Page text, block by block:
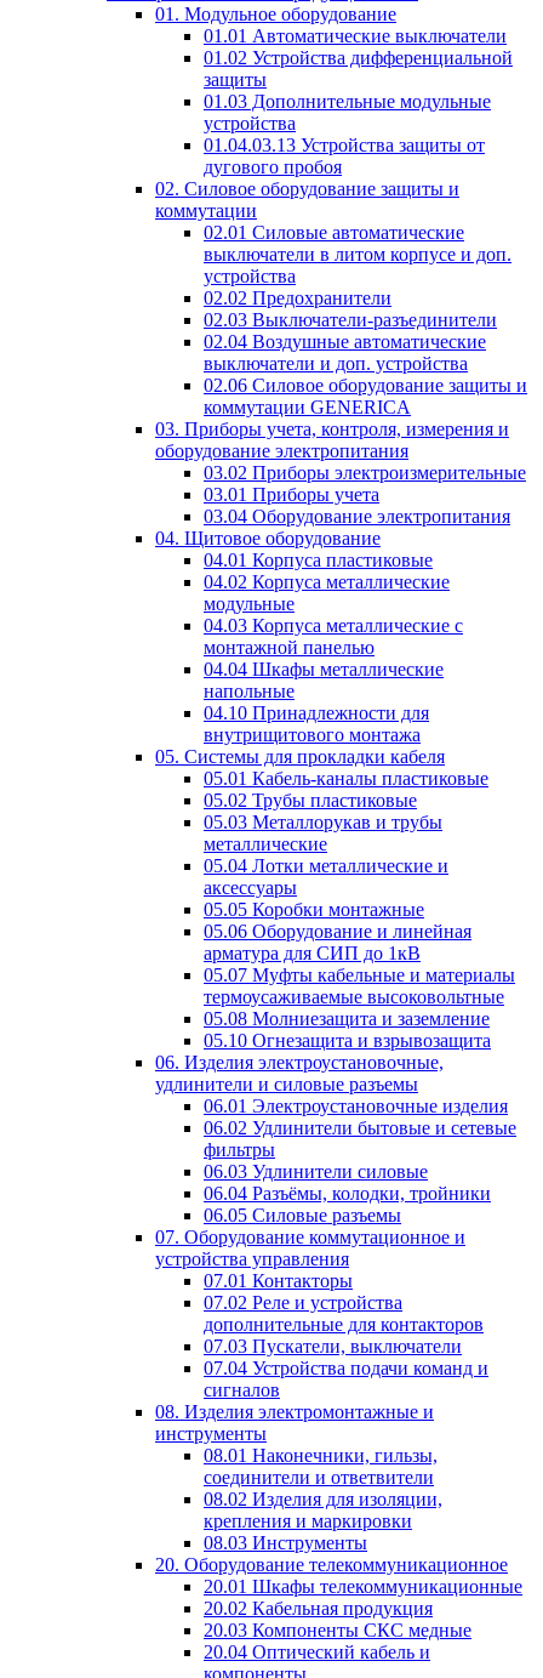
01. Модульное оборудование
01.01 Автоматические выключатели
01.02 Устройства дифференциальной
защиты
01.03 Дополнительные модульные
устройства
01.04.03.13 Устройства защиты от
дугового пробоя
02. Силовое оборудование защиты и
коммутации
02.01 Силовые автоматические
выключатели в литом корпусе и доп.
устройства
02.02 Предохранители
02.03 Выключатели-разъединители
02.04 Воздушные автоматические
выключатели и доп. устройства
02.06 Силовое оборудование защиты и
коммутации GENERICA
03. Приборы учета, контроля, измерения и
оборудование электропитания
03.02 Приборы электроизмерительные
03.01 Приборы учета
03.04 Оборудование электропитания
04. Щитовое оборудование
04.01 Корпуса пластиковые
04.02 Корпуса металлические
модульные
04.03 Корпуса металлические с
монтажной панелью
04.04 Шкафы металлические
напольные
04.10 Принадлежности для
внутрищитового монтажа
05. Системы для прокладки кабеля
05.01 Кабель-каналы пластиковые
05.02 Трубы пластиковые
05.03 Металлорукав и трубы
металлические
05.04 Лотки металлические и
аксессуары
05.05 Коробки монтажные
05.06 Оборудование и линейная
арматура для СИП до 1кВ
05.07 Муфты кабельные и материалы
термоусаживаемые высоковольтные
05.08 Молниезащита и заземление
05.10 Огнезащита и взрывозащита
06. Изделия электроустановочные,
удлинители и силовые разъемы
06.01 Электроустановочные изделия
06.02 Удлинители бытовые и сетевые
фильтры
06.03 Удлинители силовые
06.04 Разъёмы, колодки, тройники
06.05 Силовые разъемы
07. Оборудование коммутационное и
устройства управления
07.01 Контакторы
07.02 Реле и устройства
дополнительные для контакторов
07.03 Пускатели, выключатели
07.04 Устройства подачи команд и
сигналов
08. Изделия электромонтажные и
инструменты
08.01 Наконечники, гильзы,
соединители и ответвители
08.02 Изделия для изоляции,
крепления и маркировки
08.03 Инструменты
20. Оборудование телекоммуникационное
20.01 Шкафы телекоммуникационные
20.02 Кабельная продукция
20.03 Компоненты СКС медные
20.04 Оптический кабель и
компоненты